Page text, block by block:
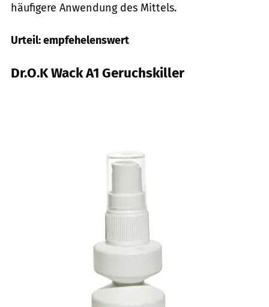
häufigere Anwendung des Mittels.
Urteil: empfehelenswert
Dr.O.K Wack A1 Geruchskiller